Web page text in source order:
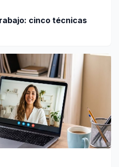
cinco técnicas